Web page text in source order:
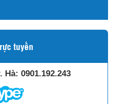
tuyến
Hà: 0901.192.243